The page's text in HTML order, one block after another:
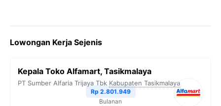
Lowongan Kerja Sejenis
Kepala Toko Alfamart, Tasikmalaya
PT Sumber Alfaria Trijaya Tbk Kabupaten Tasikmalaya
Rp 2.801.949
Bulanan